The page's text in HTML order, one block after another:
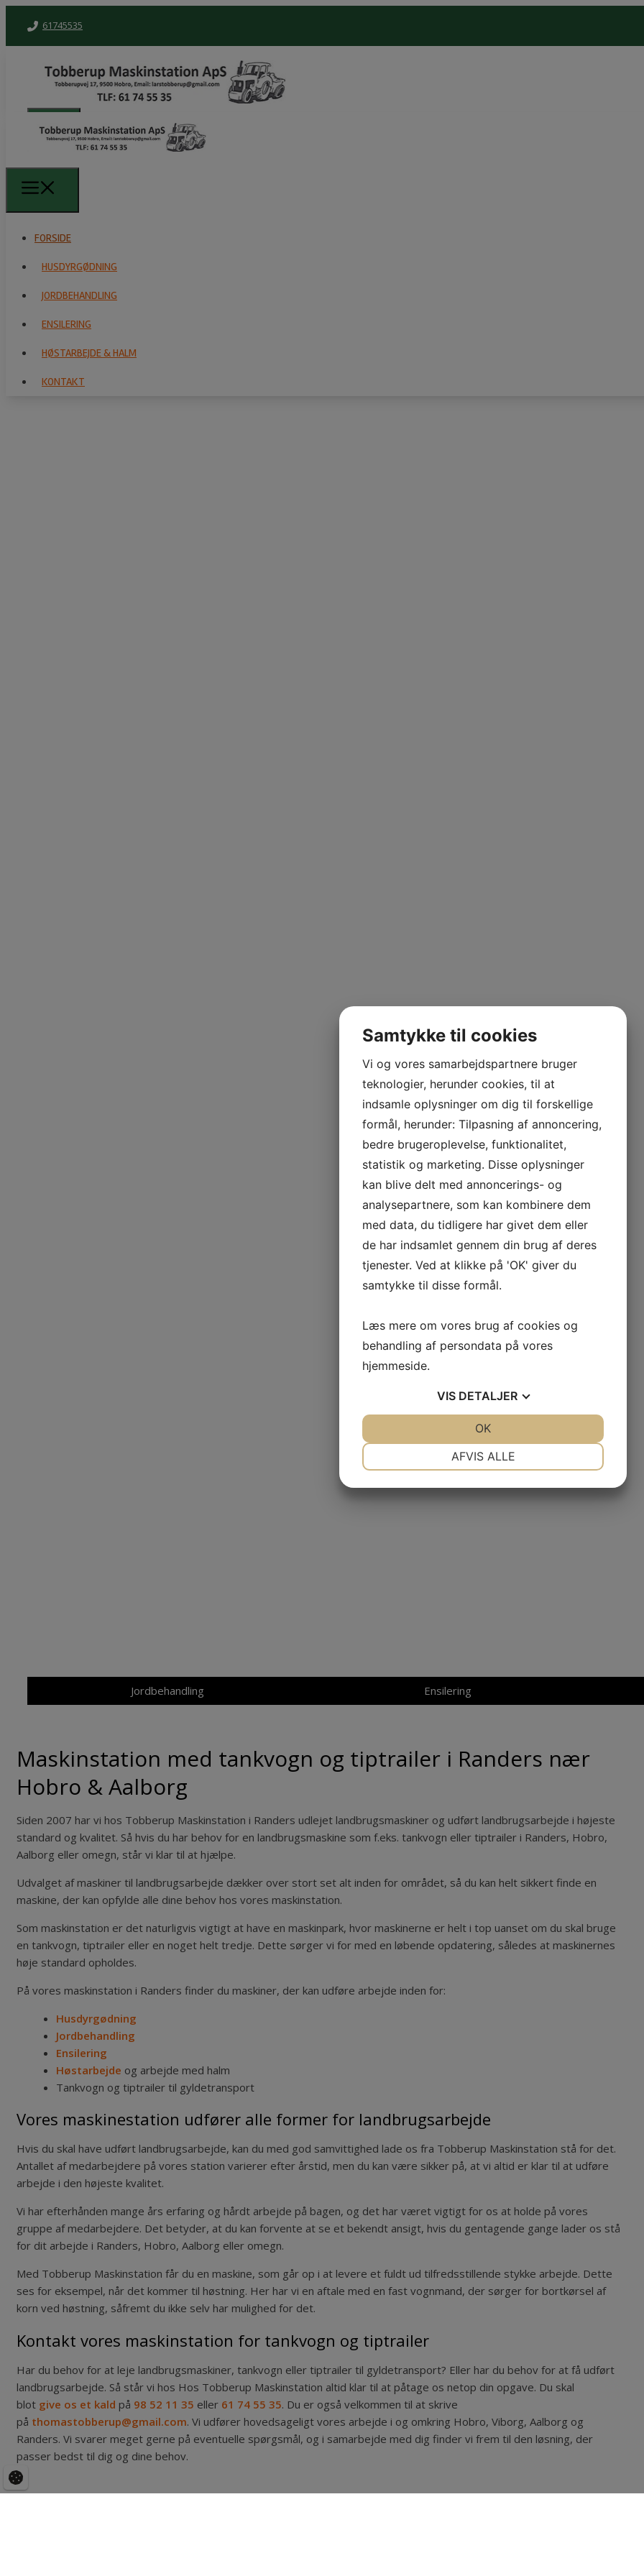
61745535
HUSDYRGØDNING
JORDBEHANDLING
ENSILERING
HØSTARBEJDE & HALM
KONTAKT
FORSIDE
HUSDYRGØDNING
JORDBEHANDLING
ENSILERING
HØSTARBEJDE & HALM
KONTAKT
Jordbehandling Ensilering
Maskinstation med tankvogn og tiptrailer i Randers nær
Hobro & Aalborg
Siden 2007 har vi hos Tobberup Maskinstation i Randers udlejet landbrugsmaskiner og udført landbrugsarbejde i højeste
standard og kvalitet. Så hvis du har behov for en landbrugsmaskine som f.eks. tankvogn eller tiptrailer i Randers, Hobro,
Aalborg eller omegn, står vi klar til at hjælpe.
Udvalget af maskiner til landbrugsarbejde dækker over stort set alt inden for området, så du kan helt sikkert finde en
maskine, der kan opfylde alle dine behov hos vores maskinstation.
Som maskinstation er det naturligvis vigtigt at have en maskinpark, hvor maskinerne er helt i top uanset om du skal bruge
en tankvogn, tiptrailer eller en noget helt tredje. Dette sørger vi for med en løbende opdatering, således at maskinernes
høje standard opholdes.
På vores maskinstation i Randers finder du maskiner, der kan udføre arbejde inden for:
Husdyrgødning
Jordbehandling
Ensilering
Høstarbejde og arbejde med halm
Tankvogn og tiptrailer til gyldetransport
Vores maskinestation udfører alle former for landbrugsarbejde
Hvis du skal have udført landbrugsarbejde, kan du med god samvittighed lade os fra Tobberup Maskinstation stå for det.
Antallet af medarbejdere på vores station varierer efter årstid, men du kan være sikker på, at vi altid er klar til at udføre
arbejde i den højeste kvalitet.
Vi har efterhånden mange års erfaring og hårdt arbejde på bagen, og det har været vigtigt for os at holde på vores
gruppe af medarbejdere. Det betyder, at du kan forvente at se et bekendt ansigt, hvis du gentagende gange lader os stå
for dit arbejde i Randers, Hobro, Aalborg eller omegn.
Med Tobberup Maskinstation får du en maskine, som går op i at levere et fuldt ud tilfredsstillende stykke arbejde. Dette
ses for eksempel, når det kommer til høstning. Her har vi en aftale med en fast vognmand, der sørger for bortkørsel af
korn ved høstning, såfremt du ikke selv har mulighed for det.
Kontakt vores maskinstation for tankvogn og tiptrailer
Har du behov for at leje landbrugsmaskiner, tankvogn eller tiptrailer til gyldetransport? Eller har du behov for at få udført
landbrugsarbejde. Så står vi hos Hos Tobberup Maskinstation altid klar til at påtage os netop din opgave. Du skal
blot give os et kald på 98 52 11 35 eller 61 74 55 35. Du er også velkommen til at skrive
på thomastobberup@gmail.com. Vi udfører hovedsageligt vores arbejde i og omkring Hobro, Viborg, Aalborg og
Randers. Vi svarer meget gerne på eventuelle spørgsmål, og i samarbejde med dig finder vi frem til den løsning, der
passer bedst til dig og dine behov.
Samtykke til cookies
Vi og vores samarbejdspartnere bruger
teknologier, herunder cookies, til at
indsamle oplysninger om dig til forskellige
formål, herunder: Tilpasning af annoncering,
bedre brugeroplevelse, funktionalitet,
statistik og marketing. Disse oplysninger
kan blive delt med annoncerings- og
analysepartnere, som kan kombinere dem
med data, du tidligere har givet dem eller
de har indsamlet gennem din brug af deres
tjenester. Ved at klikke på 'OK' giver du
samtykke til disse formål.
Læs mere om vores brug af cookies og
behandling af persondata på vores
hjemmeside.
VIS DETALJER
AFVIS ALLE
OK